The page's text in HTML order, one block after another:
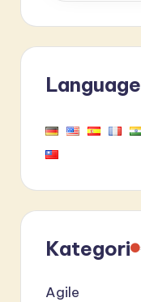
Language
Kategori
Agile